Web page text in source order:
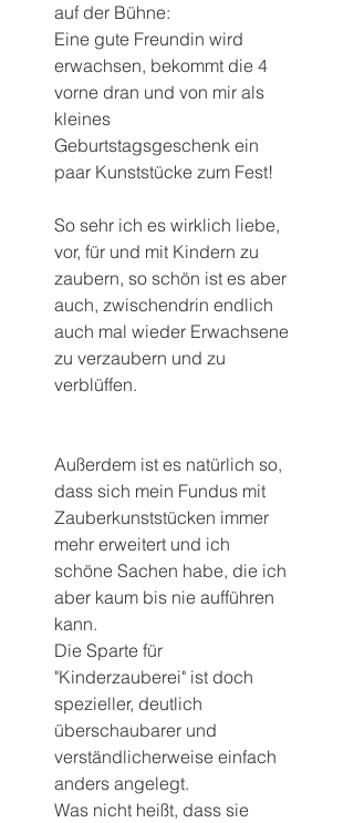
auf der Bühne:
Eine gute Freundin wird
erwachsen, bekommt die 4
vorne dran und von mir als
kleines
Geburtstagsgeschenk ein
paar Kunststücke zum Fest!
So sehr ich es wirklich liebe,
vor, für und mit Kindern zu
zaubern, so schön ist es aber
auch, zwischendrin endlich
auch mal wieder Erwachsene
zu verzaubern und zu
verblüffen.
Außerdem ist es natürlich so,
dass sich mein Fundus mit
Zauberkunststücken immer
mehr erweitert und ich
schöne Sachen habe, die ich
aber kaum bis nie aufführen
kann.
Die Sparte für
"Kinderzauberei" ist doch
spezieller, deutlich
überschaubarer und
verständlicherweise einfach
anders angelegt.
Was nicht heißt, dass sie